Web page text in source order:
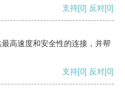
支持[0] 反对[0]
高速度和安全性的连接，并帮
支持[0] 反对[0]